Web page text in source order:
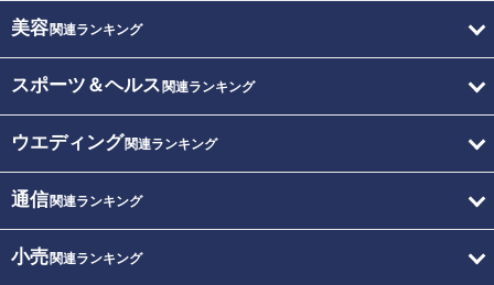
美容関連ランキング
スポーツ＆ヘルス 関連ランキング
ウエディング関連ランキング
通信関連ランキング
小売関連ランキング